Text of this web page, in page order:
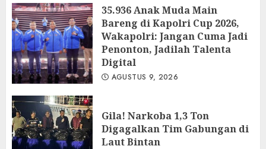
35.936 Anak Muda Main
Bareng di Kapolri Cup 2026,
Wakapolri: Jangan Cuma Jadi
Penonton, Jadilah Talenta
Digital
AGUSTUS 9, 2026
Gila! Narkoba 1,3 Ton
Digagalkan Tim Gabungan di
Laut Bintan